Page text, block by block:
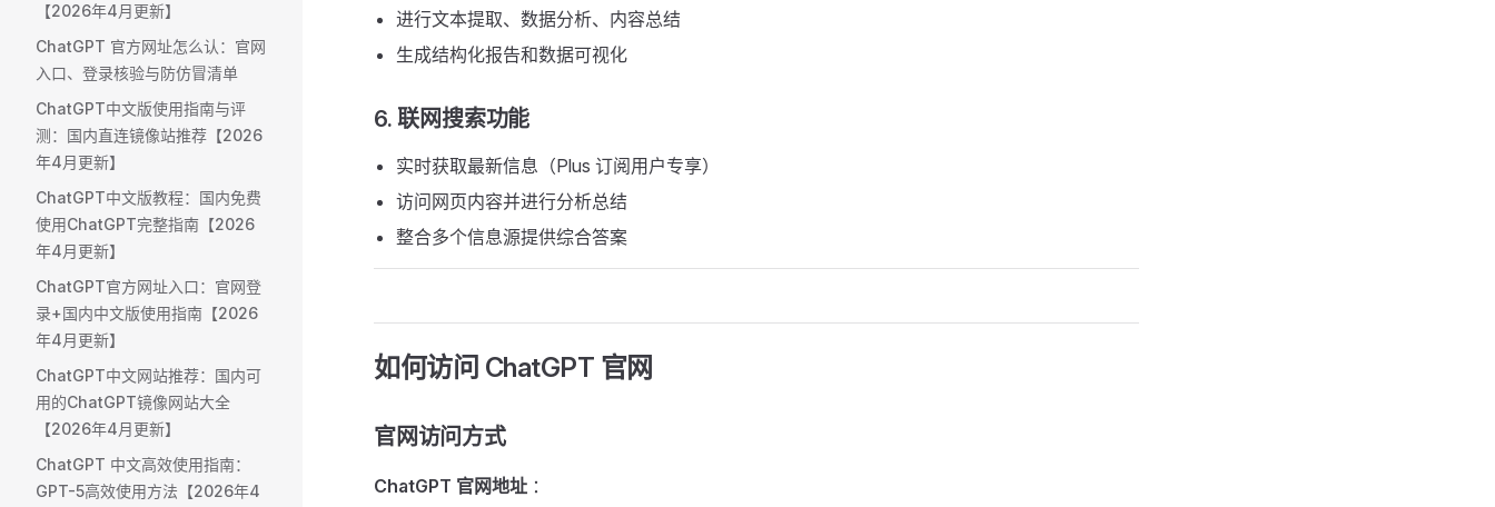
【2026年4月更新】
ChatGPT 官方网址怎么认：官网
入口、登录核验与防仿冒清单
ChatGPT中文版使用指南与评
测：国内直连镜像站推荐【2026
年4月更新】
ChatGPT中文版教程：国内免费
使用ChatGPT完整指南【2026
年4月更新】
ChatGPT官方网址入口：官网登
录+国内中文版使用指南【2026
年4月更新】
ChatGPT中文网站推荐：国内可
用的ChatGPT镜像网站大全
【2026年4月更新】
ChatGPT 中文高效使用指南：
GPT-5高效使用方法【2026年4
进行文本提取、数据分析、内容总结
生成结构化报告和数据可视化
6. 联网搜索功能 ​
实时获取最新信息（Plus 订阅用户专享）
访问网页内容并进行分析总结
整合多个信息源提供综合答案
如何访问 ChatGPT 官网 ​
官网访问方式 ​
ChatGPT 官网地址 ：